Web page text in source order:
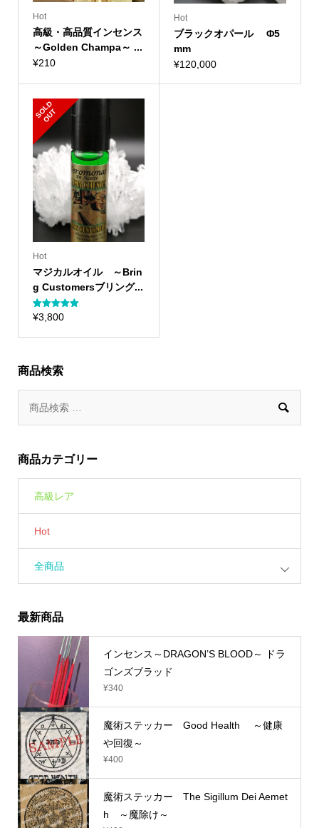
Hot
高級・高品質インセンス
～Golden Champa～ ...
¥210
Hot
ブラックオパール Φ5
mm
¥120,000
S
O
L
D
O
U
T
Hot
マジカルオイル ～Brin
g Customersブリング...
1
件の利用者
評価に基づ
¥3,800
商品検索

商品カテゴリー
高級レア
Hot
全商品
最新商品
インセンス～DRAGON’S BLOOD～ ドラ
ゴンズブラッド
¥340
魔術ステッカー Good Health ～健康
や回復～
¥400
魔術ステッカー The Sigillum Dei Aemet
h ～魔除け～